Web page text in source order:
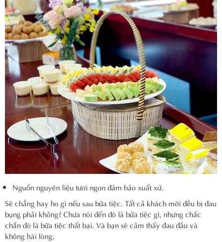
Nguồn nguyên liệu tươi ngon đảm bảo xuất xứ.
Sẽ chẳng hay ho gì nếu sau bữa tiệc. Tất cả khách mời đều bị đau
bụng phải không? Chưa nói đến đó là bữa tiệc gì, nhưng chắc
chắn đó là bữa tiệc thất bại. Và bạn sẽ cảm thấy đau đầu và
không hài lòng.